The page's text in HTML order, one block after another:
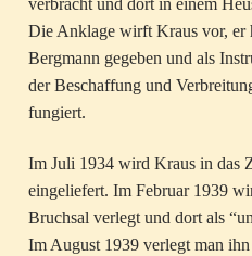
Die Anklage wirft Kraus vor, er
Bergmann gegeben und als
der Beschaffung und
fungiert.
Im Juli 1934 wird Kraus in das
eingeliefert. Im Februar 1939
Bruchsal verlegt und dort als
Im August 1939 verlegt man